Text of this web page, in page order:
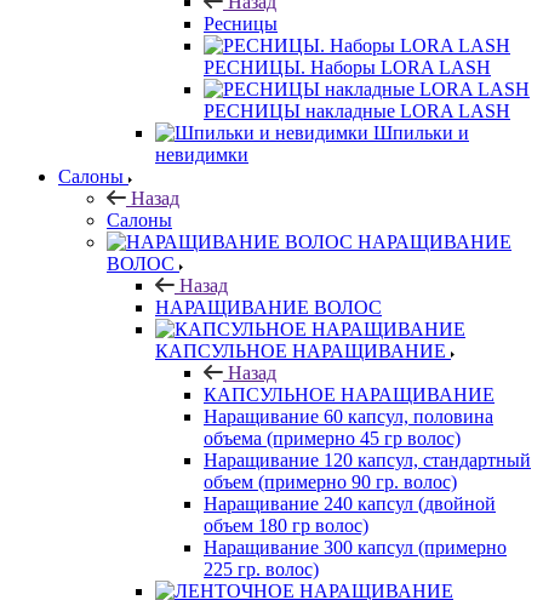
Ресницы
РЕСНИЦЫ. Наборы LORA LASH
РЕСНИЦЫ накладные LORA LASH
Шпильки и
невидимки
Салоны
Назад
Салоны
НАРАЩИВАНИЕ
ВОЛОС
Назад
НАРАЩИВАНИЕ ВОЛОС
КАПСУЛЬНОЕ НАРАЩИВАНИЕ
Назад
КАПСУЛЬНОЕ НАРАЩИВАНИЕ
Наращивание 60 капсул, половина
объема (примерно 45 гр волос)
Наращивание 120 капсул, стандартный
объем (примерно 90 гр. волос)
Наращивание 240 капсул (двойной
объем 180 гр волос)
Наращивание 300 капсул (примерно
225 гр. волос)